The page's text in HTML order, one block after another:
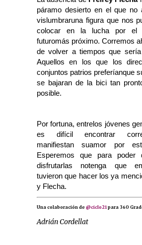
páramo desierto en el que no
vislumbraruna figura que nos
colocar en la lucha por el
futuromás próximo. Corremos
de volver a tiempos que sería
Aquellos en los que los
conjuntos patrios preferíanque
se bajaran de la bici tan
posible.
Por fortuna, entrelos jóvenes
es difícil encontrar
manifiestan suamor por
Esperemos que para poder
disfrutarlas notenga que
tuvieron que hacer los ya
y Flecha.
Una colaboración de @ciclo21para 360
Adrián Cordellat